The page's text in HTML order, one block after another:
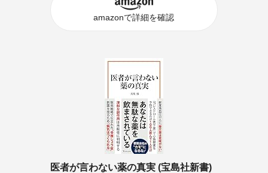
amazonで詳細を確認
医者が言わない薬の真実 (宝島社新書)